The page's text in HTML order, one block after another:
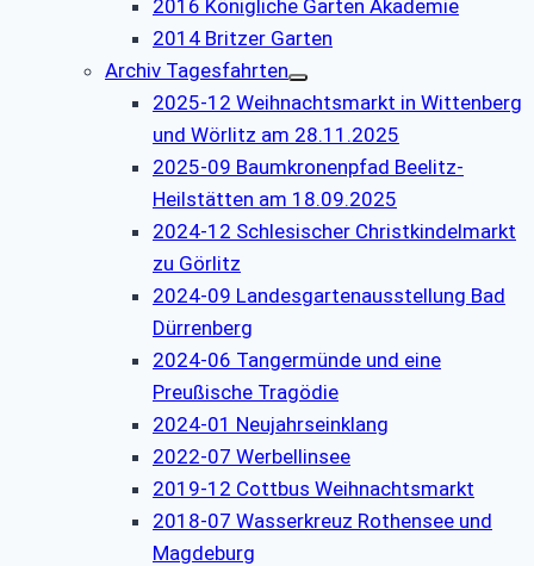
2016 Königliche Garten Akademie
2014 Britzer Garten
Archiv Tagesfahrten
2025-12 Weihnachtsmarkt in Wittenberg
und Wörlitz am 28.11.2025
2025-09 Baumkronenpfad Beelitz-
Heilstätten am 18.09.2025
2024-12 Schlesischer Christkindelmarkt
zu Görlitz
2024-09 Landesgartenausstellung Bad
Dürrenberg
2024-06 Tangermünde und eine
Preußische Tragödie
2024-01 Neujahrseinklang
2022-07 Werbellinsee
2019-12 Cottbus Weihnachtsmarkt
2018-07 Wasserkreuz Rothensee und
Magdeburg